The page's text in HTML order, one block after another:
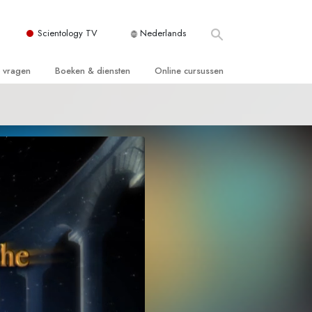
Scientology TV Nederlands
Kerk
van Scientology
Boeken & diensten
voor beginners
Online cursussen
De Drijfveren van het Bestaan
De Componenten van Begrip
Oplossingen voor een Gevaarlijke
Omgeving
Assisten voor Ziektes en Verwondingen
Integriteit en Eerlijkheid
Het Huwelijk